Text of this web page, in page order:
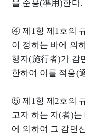
을 준용(準用)한다.
④ 제1항 제1호의
이 정하는 바에 의
행자(施行者)가 감
한하여 이를 적용(
⑤ 제1항 제2호의
고자 하는 자(者)
에 의하여 그 감면